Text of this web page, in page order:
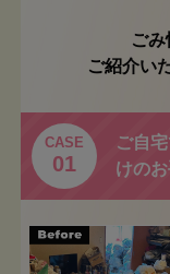
ご
ご紹介い
CASE
01
ご自
けの